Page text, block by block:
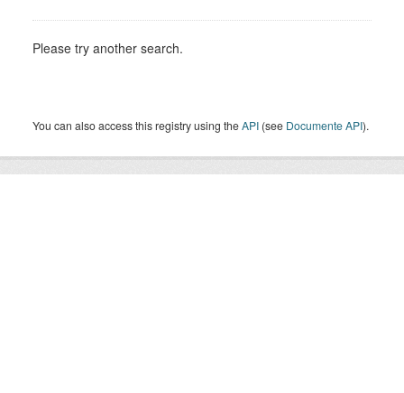
Please try another search.
You can also access this registry using theAPI (see Documente API).